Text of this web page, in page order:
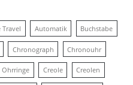
Travel Automatik Buchstabe
Chronograph Chronouhr
Ohrringe Creole Creolen